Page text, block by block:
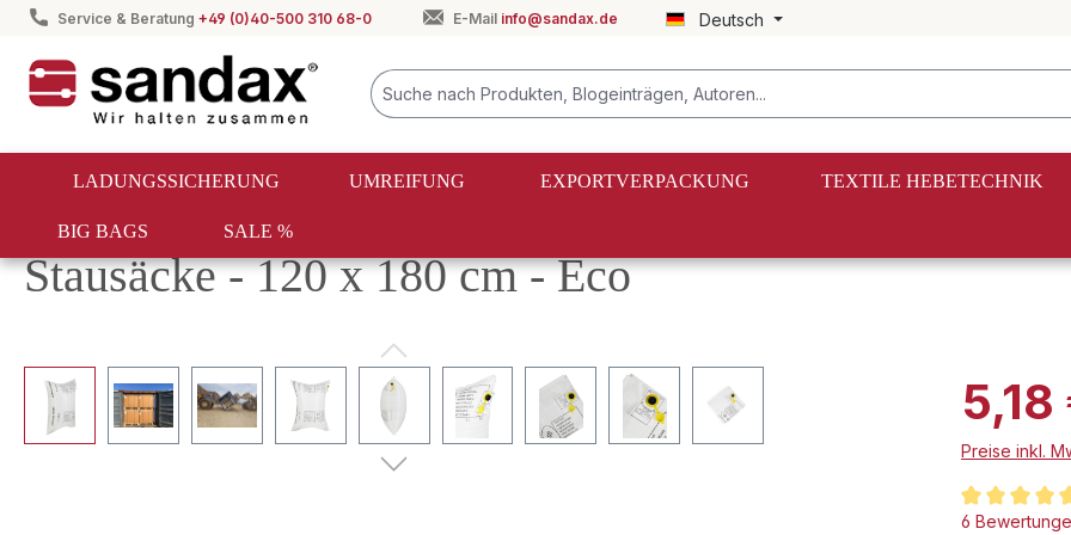
Zur Hauptnavigation springen
Service & Beratung +49 (0)40-500 310 68-0 E-Mail info@sandax.de Deutsch
LADUNGSSICHERUNG UMREIFUNG EXPORTVERPACKUNG TEXTILE HEBETECHNIK
BIG BAGS SALE %
Ladungssicherung Stausäcke
Stausäcke - 120 x 180 cm - Eco
Bildergalerie überspringen
Preise inkl.
6